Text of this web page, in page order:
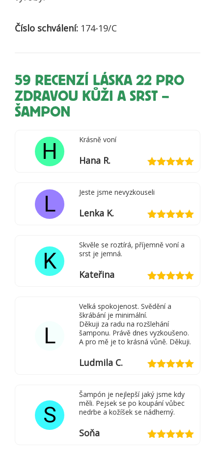
Číslo schválení: 174-19/C
59 RECENZÍ
LÁSKA 22 PRO
ZDRAVOU KŮŽI A SRST –
ŠAMPON
H Krásně voní
Hana R.
L Jeste jsme nevyzkouseli
Lenka K.
K
Skvěle se roztírá, příjemně voní a
srst je jemná.
Kateřina
L
Velká spokojenost. Svědění a
škrábání je minimální.
Děkuji za radu na rozšlehání
šamponu. Právě dnes vyzkoušeno.
A pro mě je to krásná vůně. Děkuji.
Ludmila C.
S
Šampón je nejlepší jaký jsme kdy
měli. Pejsek se po koupání vůbec
nedrbe a kožíšek se nádherný.
Soňa